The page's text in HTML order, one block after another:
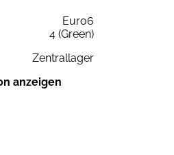
Euro6
4 (Green)
Zentrallager
anzeigen